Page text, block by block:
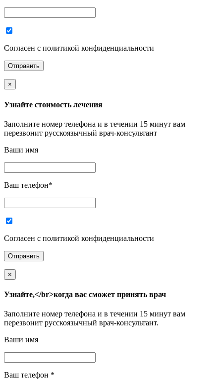
Согласен с политикой конфиденциальности
×
Узнайте стоимость лечения
Заполните номер телефона и в течении 15 минут вам
перезвонит русскоязычный врач-консультант
Ваши имя
Ваш телефон*
Согласен с политикой конфиденциальности
×
Узнайте,</br>когда вас сможет принять врач
Заполните номер телефона и в течении 15 минут вам
перезвонит русскоязычный врач-консультант.
Ваши имя
Ваш телефон *